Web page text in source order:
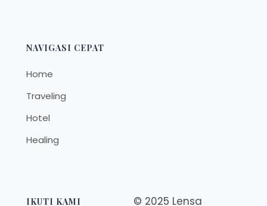
NAVIGASI CEPAT
Home
Traveling
Hotel
Healing
IKUTI KAMI © 2025 Lensa